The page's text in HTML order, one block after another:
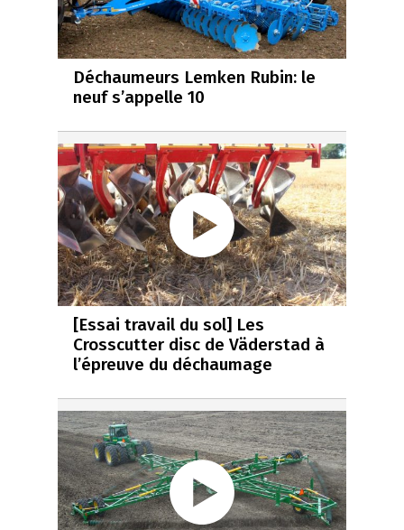
Déchaumeurs Lemken Rubin: le
neuf s’appelle 10
[Essai travail du sol] Les
Crosscutter disc de Väderstad à
l’épreuve du déchaumage